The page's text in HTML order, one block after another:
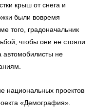
крыш от снега и
были вовремя
того, градоначальник
чтобы они не стояли
автомобилисты не
национальных проектов
«Демография».